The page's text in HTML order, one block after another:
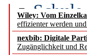
Wiley: Vom
effizienter werden
nexbib: Digitale
Zugänglichkeit und